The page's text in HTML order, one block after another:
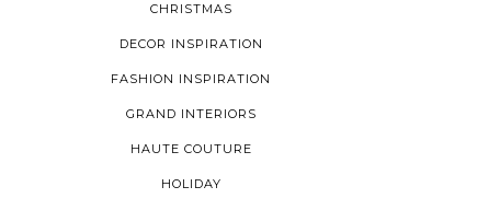
CHRISTMAS
DECOR INSPIRATION
FASHION INSPIRATION
GRAND INTERIORS
HAUTE COUTURE
HOLIDAY